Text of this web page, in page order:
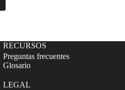
RECURSOS
Preguntas frecuentes
Glosario
LEGAL